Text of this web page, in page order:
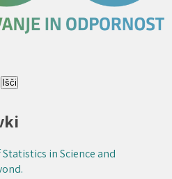
Išči
in Science and